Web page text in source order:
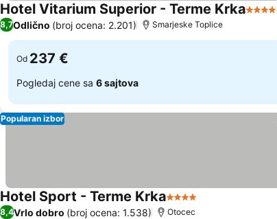
Hotel Vitarium Superior - Terme Krka4
8,7Odlično (broj ocena: 2.201) Smarjeske Toplice
Od 237 €
Pogledaj cene sa 6 sajtova
Popularan izbor
Hotel Sport - Terme Krka4 Zvezdice
8,4Vrlo dobro (broj ocena: 1.538) Otocec